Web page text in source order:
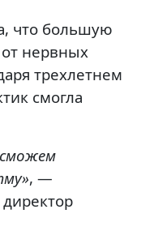
что большую
от нервных
трехлетнем
смогла
, —